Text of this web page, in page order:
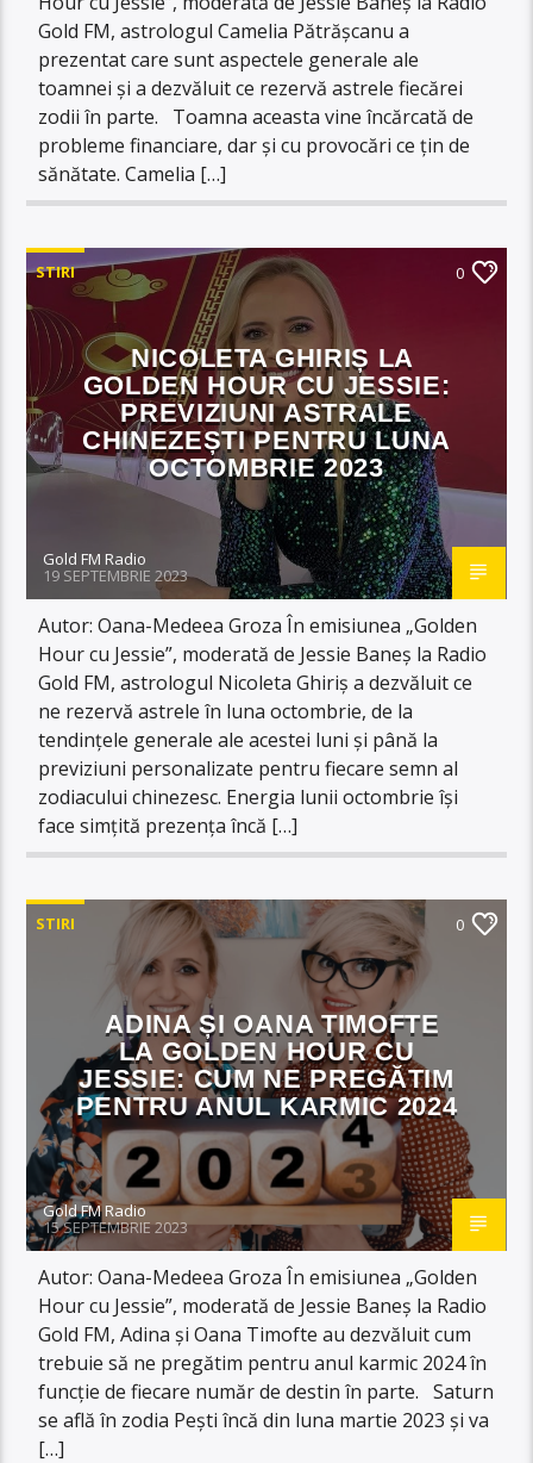
Gold FM, astrologul Camelia Pătrășcanu a
prezentat care sunt aspectele generale ale
toamnei și a dezvăluit ce rezervă astrele fiecărei
zodii în parte. Toamna aceasta vine încărcată de
probleme financiare, dar și cu provocări ce țin de
sănătate. Camelia […]
STIRI 0
NICOLETA GHIRIȘ LA
GOLDEN HOUR CU JESSIE:
PREVIZIUNI ASTRALE
CHINEZEȘTI PENTRU LUNA
OCTOMBRIE 2023
Gold FM Radio
19 SEPTEMBRIE 2023
Autor: Oana-Medeea Groza În emisiunea „Golden
Hour cu Jessie”, moderată de Jessie Baneș la Radio
Gold FM, astrologul Nicoleta Ghiriș a dezvăluit ce
ne rezervă astrele în luna octombrie, de la
tendințele generale ale acestei luni și până la
previziuni personalizate pentru fiecare semn al
zodiacului chinezesc. Energia lunii octombrie își
face simțită prezența încă […]
STIRI 0
ADINA ȘI OANA TIMOFTE
LA GOLDEN HOUR CU
JESSIE: CUM NE PREGĂTIM
PENTRU ANUL KARMIC 2024
Gold FM Radio
15 SEPTEMBRIE 2023
Autor: Oana-Medeea Groza În emisiunea „Golden
Hour cu Jessie”, moderată de Jessie Baneș la Radio
Gold FM, Adina și Oana Timofte au dezvăluit cum
trebuie să ne pregătim pentru anul karmic 2024 în
funcție de fiecare număr de destin în parte. Saturn
se află în zodia Pești încă din luna martie 2023 și va
[…]